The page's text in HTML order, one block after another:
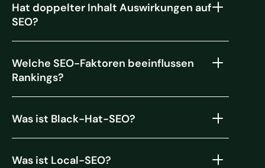
Hat doppelter Inhalt Auswirkungen auf
SEO?
Welche SEO-Faktoren beeinflussen
Rankings?
Was ist Black-Hat-SEO?
Was ist Local-SEO?